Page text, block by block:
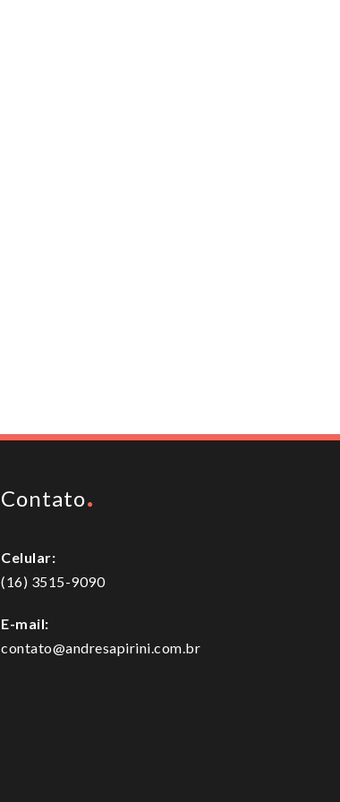
Contato
Celular:
(16) 3515-9090
E-mail:
contato@andresapirini.com.br